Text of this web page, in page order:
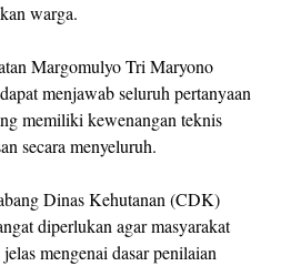
warga.
Margomulyo Tri Maryono
menjawab seluruh pertanyaan
memiliki kewenangan teknis
secara menyeluruh.
Dinas Kehutanan (CDK)
diperlukan agar masyarakat
mengenai dasar penilaian